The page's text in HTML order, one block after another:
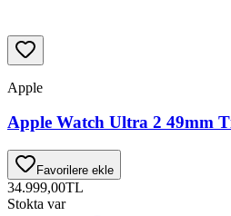
Apple
Apple Watch Ultra 2 49mm
Favorilere ekle
34.999,00TL
Stokta var